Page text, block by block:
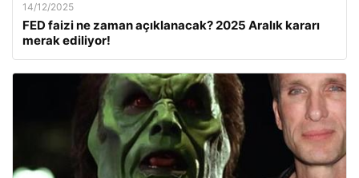
14/12/2025
FED faizi ne zaman açıklanacak? 2025 Aralık kararı
merak ediliyor!